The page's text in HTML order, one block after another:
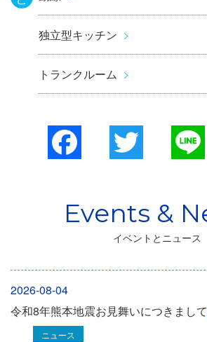
独立型キッチン
トランクルーム
Facebook
イベントとニュース
2026-08-04
令和8年熊本地震お見舞いにつきまして
ニュース